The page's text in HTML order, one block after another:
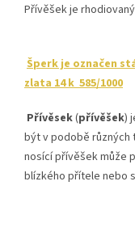
Přívěšek je
Šperk je označen
zlata 14 k 585/1000
Přívěsek(přívěšek)
být v podobě různých
nosící přívěšek může
blízkého přítele nebo